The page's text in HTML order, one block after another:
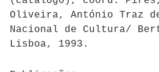
Oliveira, António Traz
Nacional de Cultura/
Lisboa, 1993.